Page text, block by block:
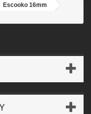
Escooko 16mm